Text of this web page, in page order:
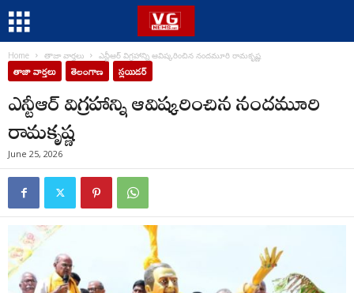
Home తాజా వార్తలు ఎన్టీఆర్ విగ్రహాన్ని ఆవిష్కరించిన నందమూరి రామకృష్ణ
తాజా వార్తలు తెలంగాణ స్లయిడర్
ఎన్టీఆర్ విగ్రహాన్ని ఆవిష్కరించిన నందమూరి
రామకృష్ణ
June 25, 2026